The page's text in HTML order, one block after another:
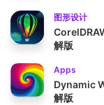
图形设计
解版
Apps
Dynamic
解版